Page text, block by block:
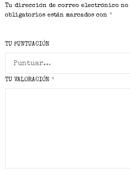
Tu dirección de correo electrónico no
obligatorios están marcados con *
TU PUNTUACIÓN
TU VALORACIÓN *